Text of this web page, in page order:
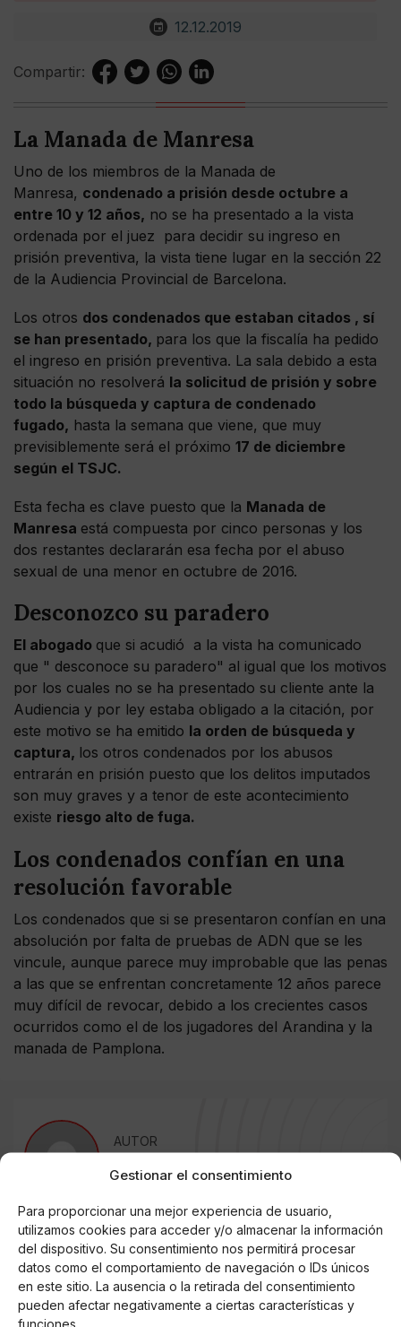
Gestionar el consentimiento
Para proporcionar una mejor experiencia de usuario,
utilizamos cookies para acceder y/o almacenar la información
del dispositivo. Su consentimiento nos permitirá procesar
datos como el comportamiento de navegación o IDs únicos
en este sitio. La ausencia o la retirada del consentimiento
pueden afectar negativamente a ciertas características y
funciones.
12.12.2019
Compartir:
La Manada de Manresa
Uno de los miembros de la Manada de
Manresa, condenado a prisión desde octubre a
entre 10 y 12 años, no se ha presentado a la vista
ordenada por el juez para decidir su ingreso en
prisión preventiva, la vista tiene lugar en la sección 22
de la Audiencia Provincial de Barcelona.
Los otros dos condenados que estaban citados , sí
se han presentado, para los que la fiscalía ha pedido
el ingreso en prisión preventiva. La sala debido a esta
situación no resolverá la solicitud de prisión y sobre
todo la búsqueda y captura de condenado
fugado, hasta la semana que viene, que muy
previsiblemente será el próximo 17 de diciembre
según el TSJC.
Esta fecha es clave puesto que la Manada de
Manresa está compuesta por cinco personas y los
dos restantes declararán esa fecha por el abuso
sexual de una menor en octubre de 2016.
Desconozco su paradero
El abogado que si acudió a la vista ha comunicado
que " desconoce su paradero" al igual que los motivos
por los cuales no se ha presentado su cliente ante la
Audiencia y por ley estaba obligado a la citación, por
este motivo se ha emitido la orden de búsqueda y
captura, los otros condenados por los abusos
entrarán en prisión puesto que los delitos imputados
son muy graves y a tenor de este acontecimiento
existe riesgo alto de fuga.
Los condenados confían en una
resolución favorable
Los condenados que si se presentaron confían en una
absolución por falta de pruebas de ADN que se les
vincule, aunque parece muy improbable que las penas
a las que se enfrentan concretamente 12 años parece
muy difícil de revocar, debido a los crecientes casos
ocurridos como el de los jugadores del Arandina y la
manada de Pamplona.
AUTOR
Noticias relacionadas
Online Casino
Mejores Cripto Casinos Online en
Colombia 2025: Bitcoin Casinos